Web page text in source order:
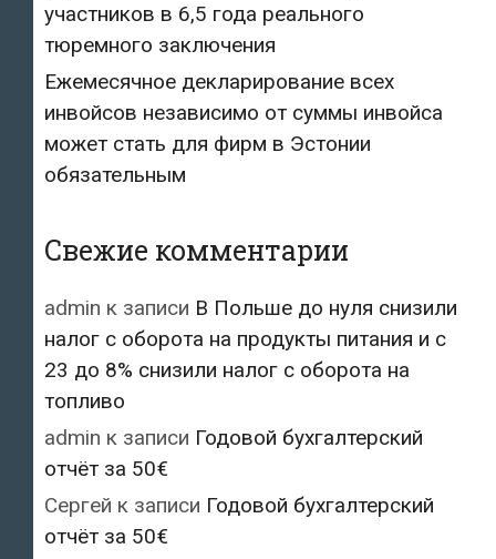
участников в 6,5 года реального
тюремного заключения
Ежемесячное декларирование всех
инвойсов независимо от суммы инвойса
может стать для фирм в Эстонии
обязательным
Свежие комментарии
admin к записи В Польше до нуля снизили
налог с оборота на продукты питания и с
23 до 8% снизили налог с оборота на
топливо
admin к записи Годовой бухгалтерский
отчёт за 50€
Сергей к записи Годовой бухгалтерский
отчёт за 50€